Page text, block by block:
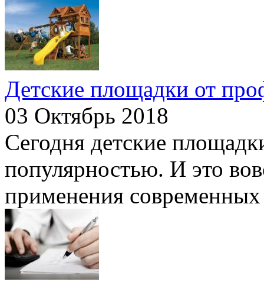
Детские площадки от
03 Октябрь 2018
Сегодня детские
популярностью. И это
применения